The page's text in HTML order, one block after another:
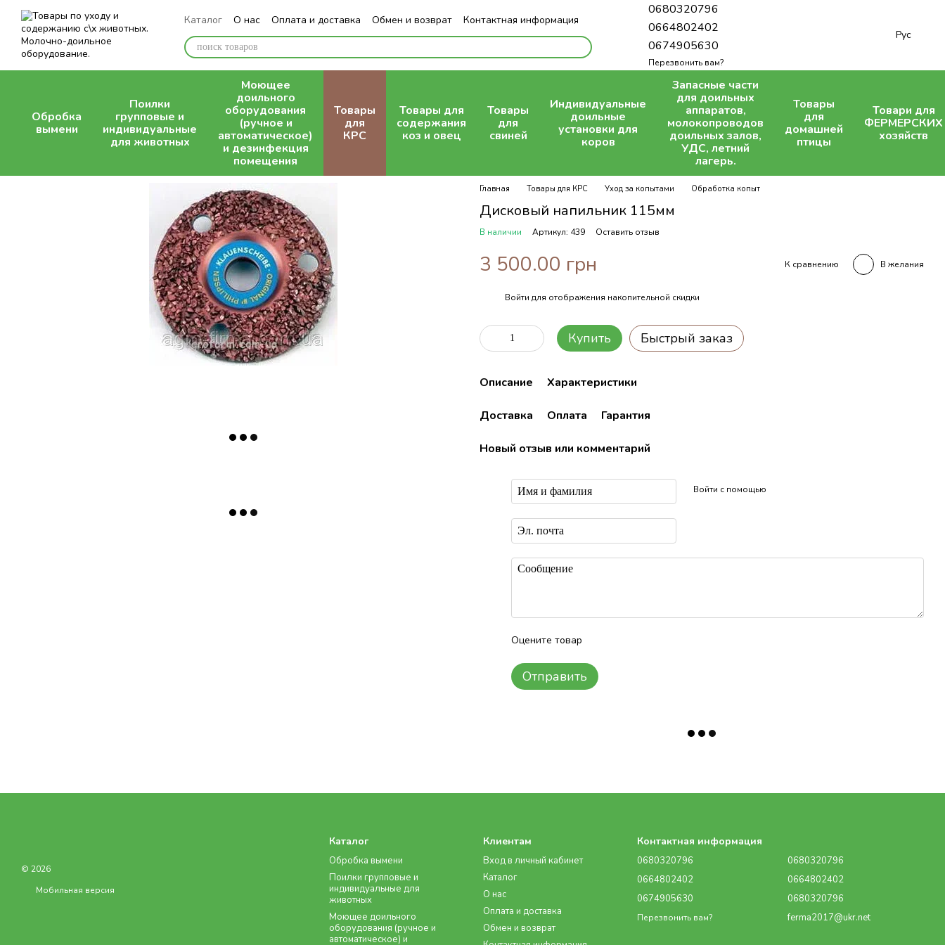
Перейти к основному контенту
Каталог О нас Оплата и доставка Обмен и возврат
Контактная информация
Блог
0680320796
0664802402
0674905630
Перезвонить вам?
Рус
Обробка
вымени
Поилки
групповые и
индивидуальные
для животных
Моющее
доильного
оборудования
(ручное и
автоматическое)
и дезинфекция
помещения
Товары
для
КРС
Товары для
содержания
коз и овец
Товары
для
свиней
Индивидуальные
доильные
установки для
коров
Запасные части
для доильных
аппаратов,
молокопроводов
доильных залов,
УДС, летний
лагерь.
Товары
для
домашней
птицы
Товари для
ФЕРМЕРСКИХ
хозяйств
Главная Товары для КРС Уход за копытами Обработка копыт
Дисковый напильник 115мм
В наличии Артикул: 439 Оставить отзыв
3 500.00 грн К сравнению В желания
Войти для отображения накопительной скидки
Купить Быстрый заказ
Описание Характеристики
Доставка Оплата Гарантия
Новый отзыв или комментарий
Войти с помощью
Оцените товар
Отправить
© 2026
Мобильная версия
Каталог
Обробка вымени
Поилки групповые и
индивидуальные для
животных
Моющее доильного
оборудования (ручное и
автоматическое) и
Клиентам
Вход в личный кабинет
Каталог
О нас
Оплата и доставка
Обмен и возврат
Контактная информация
0680320796
0664802402
0674905630
Перезвонить вам?
0680320796
0664802402
0680320796
ferma2017@ukr.net